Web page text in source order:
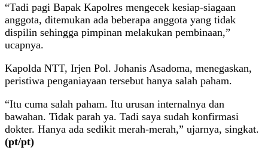
“Tadi pagi Bapak Kapolres mengecek kesiap-siagaan
anggota, ditemukan ada beberapa anggota yang tidak
dispilin sehingga pimpinan melakukan pembinaan,”
ucapnya.
Kapolda NTT, Irjen Pol. Johanis Asadoma, menegaskan,
peristiwa penganiayaan tersebut hanya salah paham.
“Itu cuma salah paham. Itu urusan internalnya dan
bawahan. Tidak parah ya. Tadi saya sudah konfirmasi
dokter. Hanya ada sedikit merah-merah,” ujarnya, singkat.
(pt/pt)